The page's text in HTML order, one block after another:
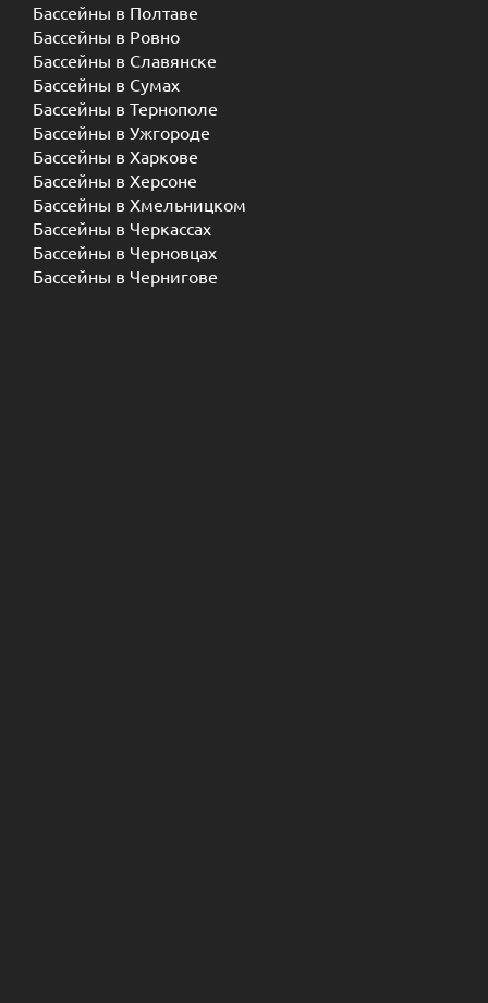
Бассейны в Полтаве
Бассейны в Ровно
Бассейны в Славянске
Бассейны в Сумах
Бассейны в Тернополе
Бассейны в Ужгороде
Бассейны в Харкове
Бассейны в Херсоне
Бассейны в Хмельницком
Бассейны в Черкассах
Бассейны в Черновцах
Бассейны в Чернигове